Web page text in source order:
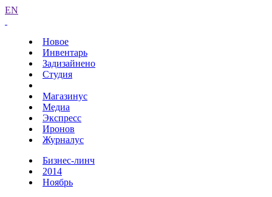
EN
Новое
Инвентарь
Задизайнено
Студия
Магазинус
Медиа
Экспресс
Иронов
Журналус
Бизнес-линч
2014
Ноябрь